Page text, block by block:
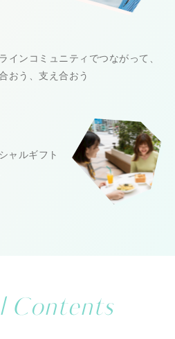
インコミュニティでつながって、
おう、支え合おう
ャルギフト
Contents